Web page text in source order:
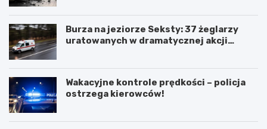
Burza na jeziorze Seksty: 37 żeglarzy
uratowanych w dramatycznej akcji
Wakacyjne kontrole prędkości – policja
ostrzega kierowców!